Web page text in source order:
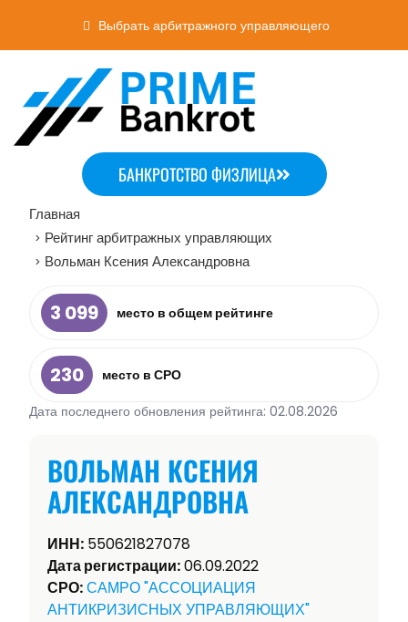
Выбрать арбитражного управляющего
БАНКРОТСТВО ФИЗЛИЦА
Главная
> Рейтинг арбитражных управляющих
> Вольман Ксения Александровна
3 099 место в общем рейтинге
230
место в СРО
Дата последнего обновления рейтинга: 02.08.2026
ВОЛЬМАН КСЕНИЯ
АЛЕКСАНДРОВНА
ИНН: 550621827078
Дата регистрации:06.09.2022
СРО:САМРО "АССОЦИАЦИЯ
АНТИКРИЗИСНЫХ УПРАВЛЯЮЩИХ"